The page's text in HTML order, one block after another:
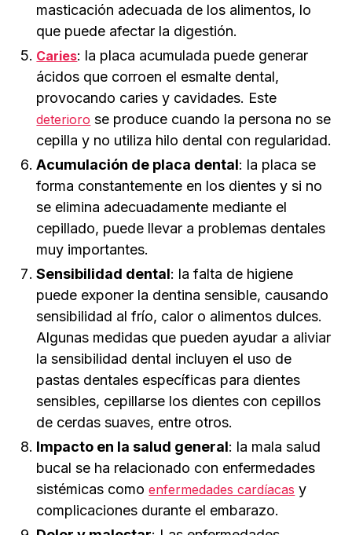
masticación adecuada de los alimentos, lo
que puede afectar la digestión.
Caries: la placa acumulada puede generar
ácidos que corroen el esmalte dental,
provocando caries y cavidades. Este
deterioro se produce cuando la persona no se
cepilla y no utiliza hilo dental con regularidad.
Acumulación de placa dental: la placa se
forma constantemente en los dientes y si no
se elimina adecuadamente mediante el
cepillado, puede llevar a problemas dentales
muy importantes.
Sensibilidad dental: la falta de higiene
puede exponer la dentina sensible, causando
sensibilidad al frío, calor o alimentos dulces.
Algunas medidas que pueden ayudar a aliviar
la sensibilidad dental incluyen el uso de
pastas dentales específicas para dientes
sensibles, cepillarse los dientes con cepillos
de cerdas suaves, entre otros.
Impacto en la salud general: la mala salud
bucal se ha relacionado con enfermedades
sistémicas comoenfermedades cardíacas y
complicaciones durante el embarazo.